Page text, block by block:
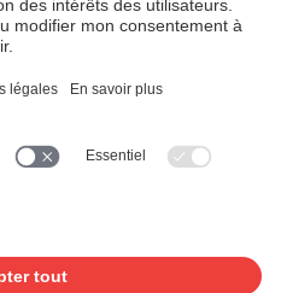
SUISA propose à ses membres le
aux